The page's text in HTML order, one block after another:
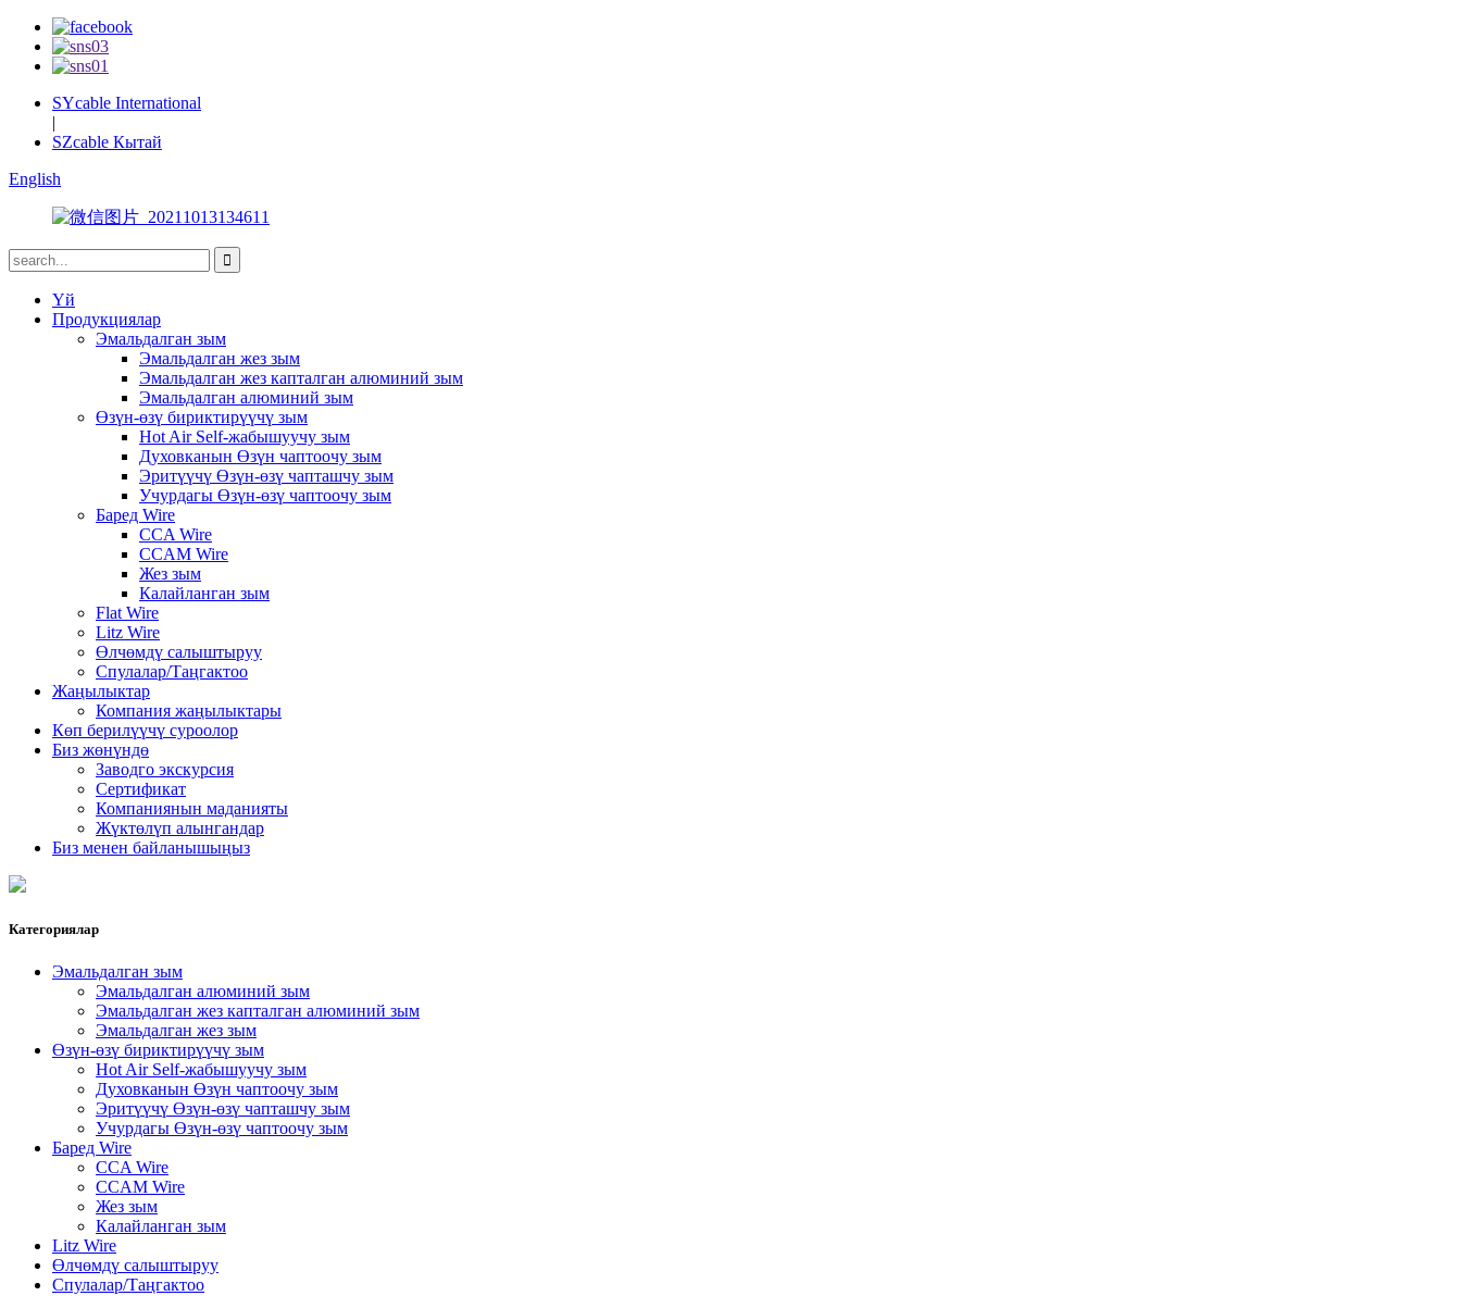
SYcable International
|
SZcable Кытай
English
Үй
Продукциялар
Эмальдалган зым
Эмальдалган жез зым
Эмальдалган жез капталган алюминий зым
Эмальдалган алюминий зым
Өзүн-өзү бириктирүүчү зым
Hot Air Self-жабышуучу зым
Духовканын Өзүн чаптоочу зым
Эритүүчү Өзүн-өзү чапташчу зым
Учурдагы Өзүн-өзү чаптоочу зым
Баред Wire
CCA Wire
CCAM Wire
Жез зым
Калайланган зым
Flat Wire
Litz Wire
Өлчөмдү салыштыруу
Спулалар/Таңгактоо
Жаңылыктар
Компания жаңылыктары
Көп берилүүчү суроолор
Биз жөнүндө
Заводго экскурсия
Сертификат
Компаниянын маданияты
Жүктөлүп алынгандар
Биз менен байланышыңыз
Категориялар
Эмальдалган зым
Эмальдалган алюминий зым
Эмальдалган жез капталган алюминий зым
Эмальдалган жез зым
Өзүн-өзү бириктирүүчү зым
Hot Air Self-жабышуучу зым
Духовканын Өзүн чаптоочу зым
Эритүүчү Өзүн-өзү чапташчу зым
Учурдагы Өзүн-өзү чаптоочу зым
Баред Wire
CCA Wire
CCAM Wire
Жез зым
Калайланган зым
Litz Wire
Өлчөмдү салыштыруу
Спулалар/Таңгактоо